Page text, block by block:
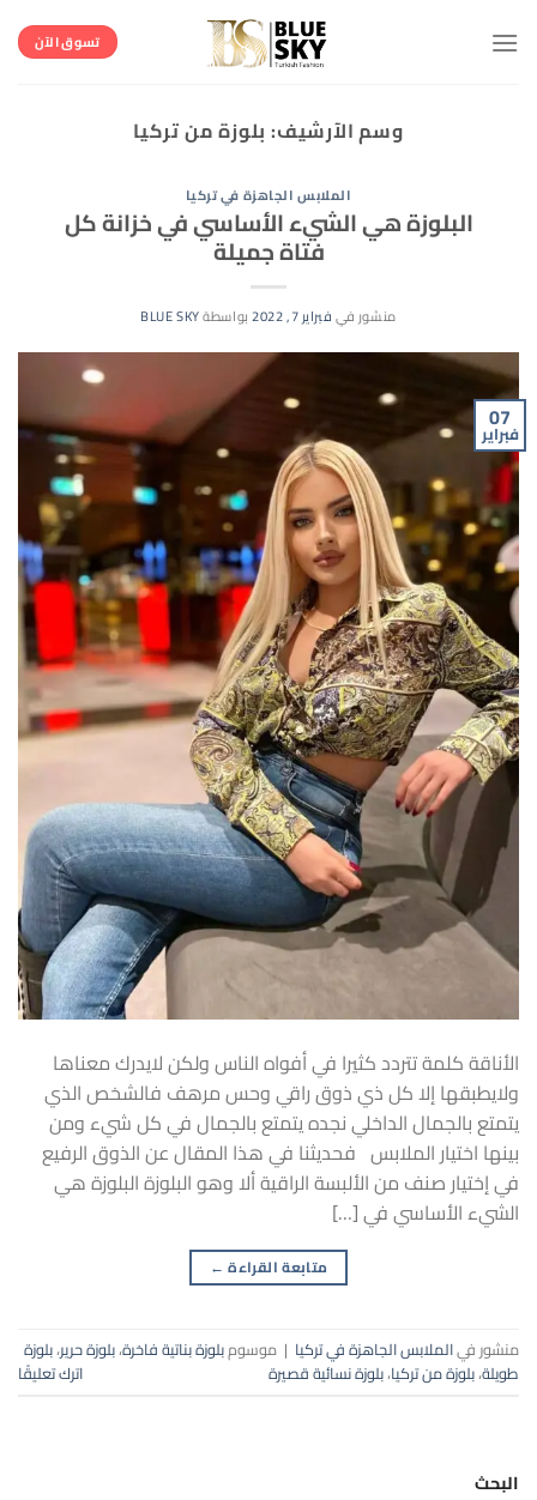
للمحتوى
تسوق الآن
وسم الآرشيف: بلوزة من تركيا
الملابس الجاهزة في تركيا
البلوزة هي الشيء الأساسي في خزانة كل
فتاة جميلة
منشور فيفبراير 7, 2022 بواسطةBLUE SKY
07
فبراير
الأناقة كلمة تتردد كثيرا في أفواه الناس ولكن لايدرك معناها
ولايطبقها إلا كل ذي ذوق راقي وحس مرهف فالشخص الذي
يتمتع بالجمال الداخلي نجده يتمتع بالجمال في كل شيء ومن
بينها اختيار الملابس فحديثنا في هذا المقال عن الذوق الرفيع
في إختيار صنف من الألبسة الراقية ألا وهو البلوزة البلوزة هي
الشيء الأساسي في […]
متابعة القراءة ←
منشور فيالملابس الجاهزة في تركيا | موسومبلوزة بناتية فاخرة،بلوزة حرير،بلوزة
طويلة،بلوزة من تركيا،بلوزة نسائية قصيرة اترك تعليقًا
البحث